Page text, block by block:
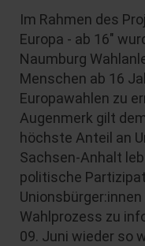
Im Rahmen des
Europa - ab 16"
Naumburg
Menschen ab 16
Europawahlen zu
Augenmerk gilt
höchste Anteil an
Sachsen-Anhalt
politische
Wahlprozess zu
09. Juni wieder so